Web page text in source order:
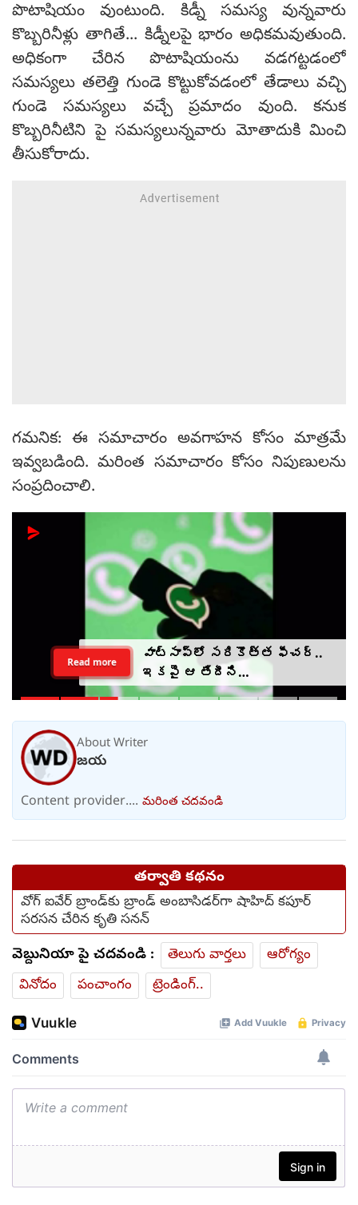
పొటాషియం వుంటుంది. కిడ్నీ సమస్య వున్నవారు
కొబ్బరినీళ్లు తాగితే... కిడ్నీలపై భారం అధికమవుతుంది.
అధికంగా చేరిన పొటాషియంను వడగట్టడంలో
సమస్యలు తలెత్తి గుండె కొట్టుకోవడంలో తేడాలు వచ్చి
గుండె సమస్యలు వచ్చే ప్రమాదం వుంది. కనుక
కొబ్బరినీటిని పై సమస్యలున్నవారు మోతాదుకి మించి
తీసుకోరాదు.
గమనిక: ఈ సమాచారం అవగాహన కోసం మాత్రమే
ఇవ్వబడింది. మరింత సమాచారం కోసం నిపుణులను
సంప్రదించాలి.
వాట్సాప్‌లో సరికొత్త ఫీచర్..
ఇకపై ఆ తేదీని
వెల్లడించాల్సిందే?
Read more
About Writer
జయ
Content provider.... మరింత చదవండి
తర్వాతి కథనం
వోగ్ ఐవేర్ బ్రాండ్‌కు బ్రాండ్ అంబాసిడర్‌గా షాహిద్ కపూర్
సరసన చేరిన కృతి సనన్
వెబ్దునియా పై చదవండి : తెలుగు వార్తలు
ఆరోగ్యం
వినోదం
పంచాంగం ట్రెండింగ్..